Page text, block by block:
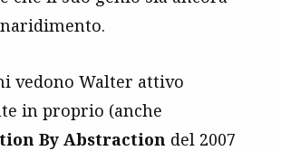
vedono Walter attivo
in proprio (anche
By Abstraction del 2007